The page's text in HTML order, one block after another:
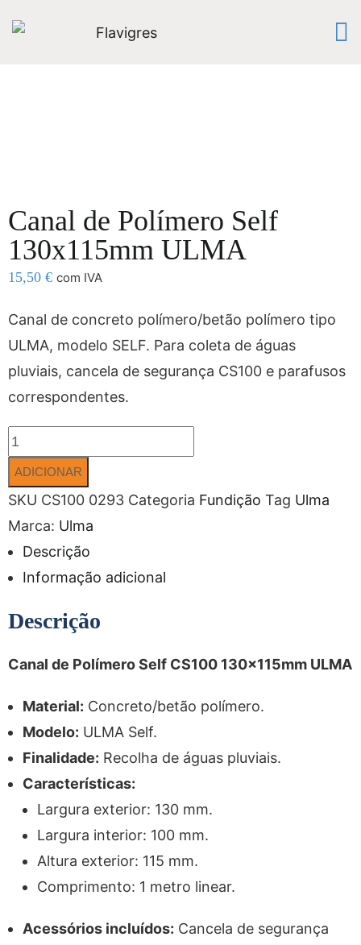
Canal de Polímero Self
130x115mm ULMA
15,50 € com IVA
Canal de concreto polímero/betão polímero tipo
ULMA, modelo SELF. Para coleta de águas
pluviais, cancela de segurança CS100 e parafusos
correspondentes.
ADICIONAR
SKU CS100 0293 Categoria Fundição Tag Ulma
Marca: Ulma
Descrição
Informação adicional
Descrição
Canal de Polímero Self CS100 130x115mm ULMA
Material: Concreto/betão polímero.
Modelo: ULMA Self.
Finalidade: Recolha de águas pluviais.
Características:
Largura exterior: 130 mm.
Largura interior: 100 mm.
Altura exterior: 115 mm.
Comprimento: 1 metro linear.
Acessórios incluídos: Cancela de segurança